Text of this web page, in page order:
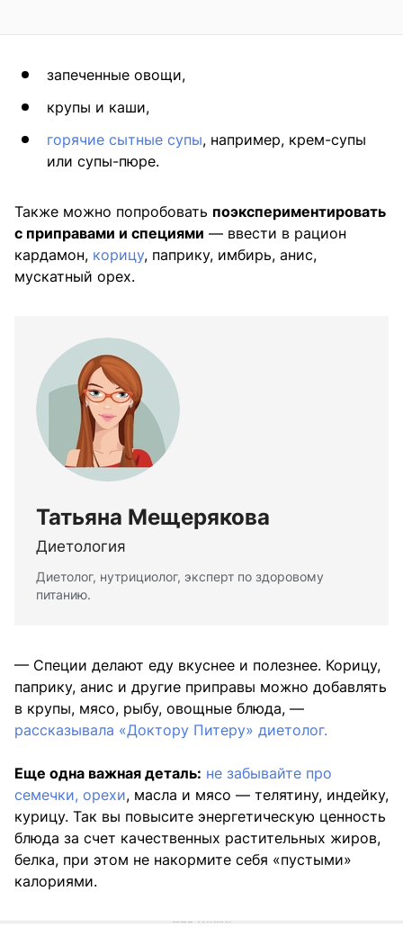
запеченные овощи,
крупы и каши,
горячие сытные супы, например, крем-супы
или супы-пюре.
Также можно попробовать поэкспериментировать
с приправами и специями — ввести в рацион
кардамон, корицу, паприку, имбирь, анис,
мускатный орех.
Татьяна Мещерякова
Диетология
Диетолог, нутрициолог, эксперт по здоровому
питанию.
— Специи делают еду вкуснее и полезнее. Корицу,
паприку, анис и другие приправы можно добавлять
в крупы, мясо, рыбу, овощные блюда, —
рассказывала «Доктору Питеру» диетолог.
Еще одна важная деталь: не забывайте про
семечки, орехи, масла и мясо — телятину, индейку,
курицу. Так вы повысите энергетическую ценность
блюда за счет качественных растительных жиров,
белка, при этом не накормите себя «пустыми»
калориями.